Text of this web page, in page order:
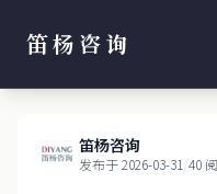
笛杨咨询
笛杨咨询
发布于 2026-03-31/40